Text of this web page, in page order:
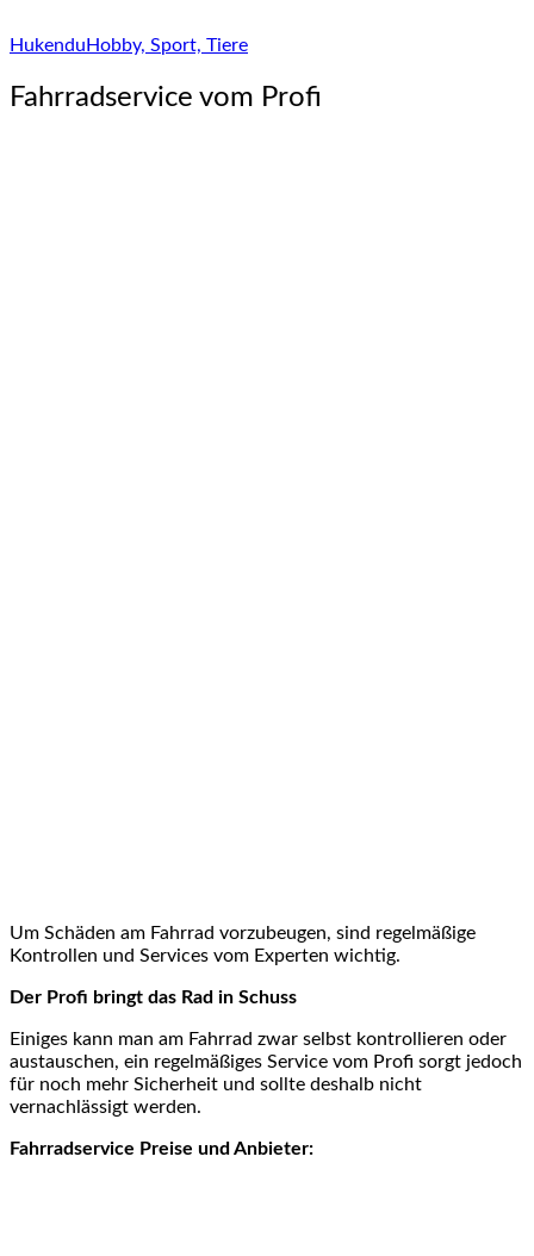
Hukendu Hobby, Sport, Tiere
Fahrradservice vom Profi
Um Schäden am Fahrrad vorzubeugen, sind regelmäßige
Kontrollen und Services vom Experten wichtig.
Der Profi bringt das Rad in Schuss
Einiges kann man am Fahrrad zwar selbst kontrollieren oder
austauschen, ein regelmäßiges Service vom Profi sorgt jedoch
für noch mehr Sicherheit und sollte deshalb nicht
vernachlässigt werden.
Fahrradservice Preise und Anbieter: